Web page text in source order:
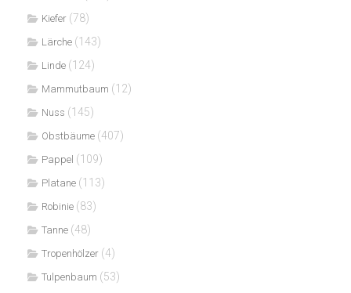
Kiefer (78)
Lärche (143)
Linde (124)
Mammutbaum (12)
Nuss (145)
Obstbäume (407)
Pappel (109)
Platane (113)
Robinie (83)
Tanne (48)
Tropenhölzer (4)
Tulpenbaum (53)